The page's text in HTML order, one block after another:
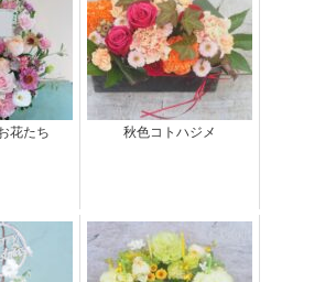
花たち 秋色コトハジメ